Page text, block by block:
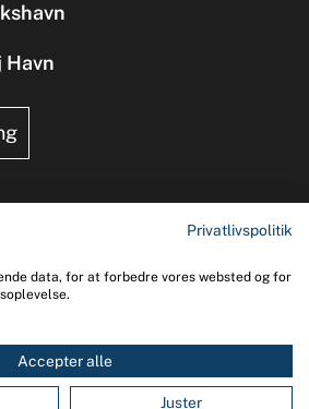
Havn
© UNI-SAFE Safety at Sea
Privatlivspolitik
data, for at forbedre vores websted og for
Accepter alle
Juster